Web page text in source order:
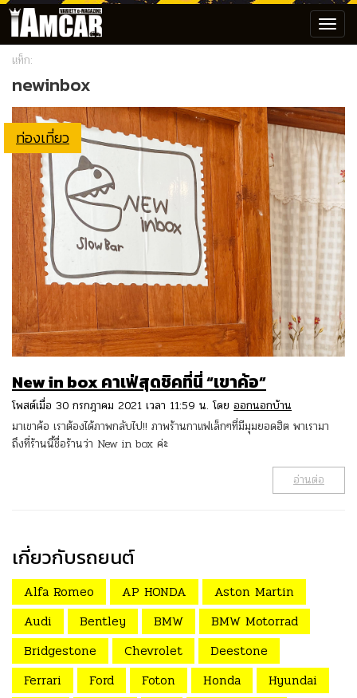
แท็ก:
newinbox
ท่องเที่ยว
New in box คาเฟ่สุดชิคที่นี่ “เขาค้อ”
โพสต์เมื่อ 30 กรกฎาคม 2021 เวลา 11:59 น. โดย ออกนอกบ้าน
มาเขาค้อ เราต้องได้ภาพกลับไป!! ภาพร้านกาแฟเล็กๆที่มีมุมยอดฮิต พาเรามา
ถึงที่ร้านนี้ชื่อร้านว่า New in box ค่ะ
อ่านต่อ
เกี่ยวกับรถยนต์
Alfa Romeo AP HONDA
Aston Martin
Audi
Bentley BMW
BMW Motorrad
Bridgestone
Chevrolet
Deestone
Ferrari
Ford Foton Honda
Hyundai